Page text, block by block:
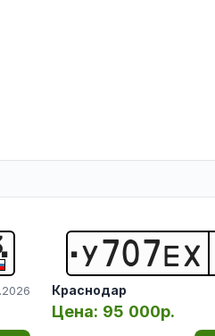
У707ЕХ
Краснодар
Цена: 95 000р.